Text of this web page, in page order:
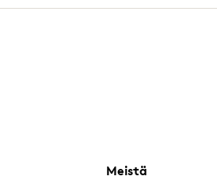
Meistä